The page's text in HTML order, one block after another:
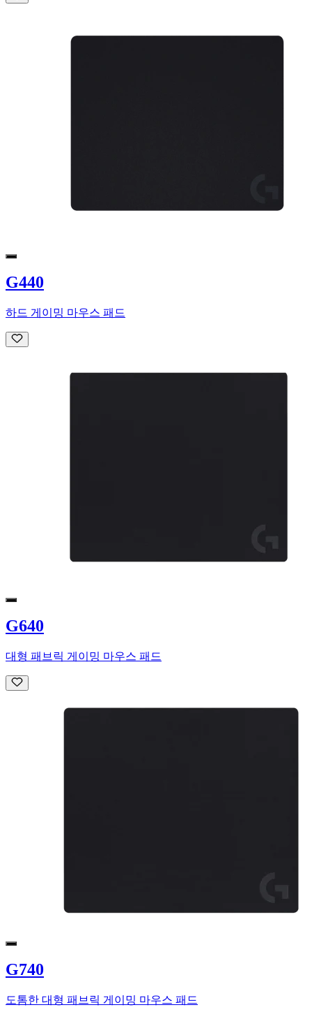
G440
하드 게이밍 마우스 패드
G640
대형 패브릭 게이밍 마우스 패드
G740
도톰한 대형 패브릭 게이밍 마우스 패드